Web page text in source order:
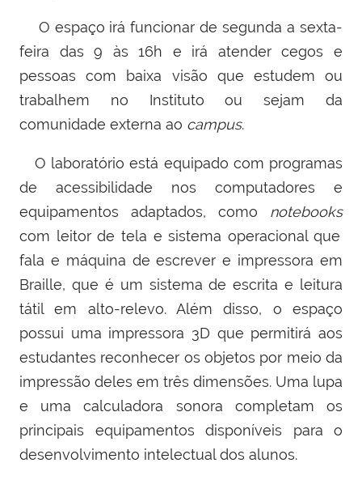
O espaço irá funcionar de segunda a sexta-
feira das 9 às 16h e irá atender cegos e
pessoas com baixa visão que estudem ou
trabalhem no Instituto ou sejam da
comunidade externa ao campus.
O laboratório está equipado com programas
de acessibilidade nos computadores e
equipamentos adaptados, como notebooks
com leitor de tela e sistema operacional que
fala e máquina de escrever e impressora em
Braille, que é um sistema de escrita e leitura
tátil em alto-relevo. Além disso, o espaço
possui uma impressora 3D que permitirá aos
estudantes reconhecer os objetos por meio da
impressão deles em três dimensões. Uma lupa
e uma calculadora sonora completam os
principais equipamentos disponíveis para o
desenvolvimento intelectual dos alunos.